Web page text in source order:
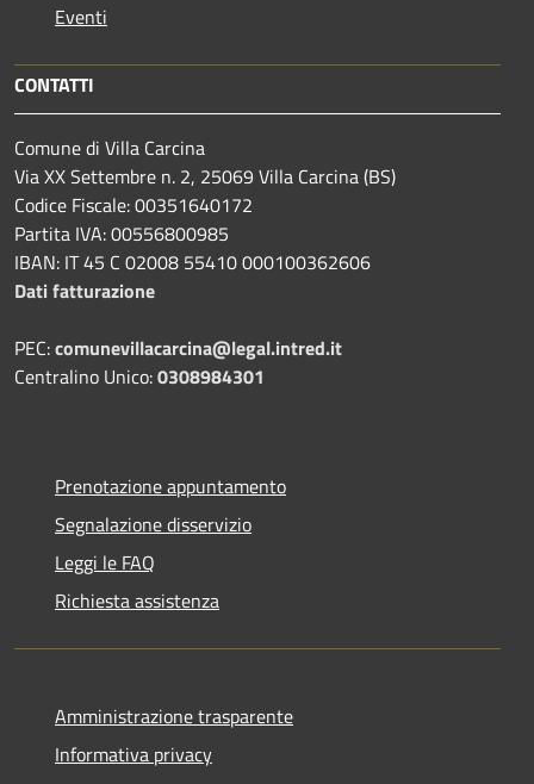
Eventi
CONTATTI
Comune di Villa Carcina
Via XX Settembre n. 2, 25069 Villa Carcina (BS)
Codice Fiscale: 00351640172
Partita IVA: 00556800985
IBAN: IT 45 C 02008 55410 000100362606
Dati fatturazione
PEC:comunevillacarcina@legal.intred.it
Centralino Unico:0308984301
Prenotazione appuntamento
Segnalazione disservizio
Leggi le FAQ
Richiesta assistenza
Amministrazione trasparente
Informativa privacy